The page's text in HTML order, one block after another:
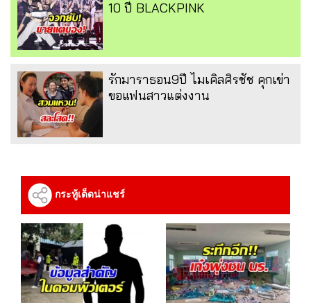
10 ปี BLACKPINK
รักมาราธอน9ปี ไมเคิลศิรชัช คุกเข่า
ขอแฟนสาวแต่งงาน
กระทู้เด็ดน่าแชร์